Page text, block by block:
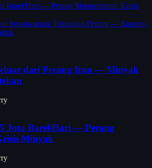
Barel/Hari — Perang Memperparah Krisis
Swasta untuk Teknologi Perang — Rassvet-
dari Perang Iran — Minyak
Juta Barel/Hari — Perang
Minyak